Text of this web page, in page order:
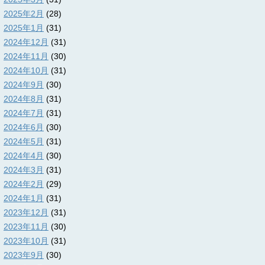
2025年2月 (28)
2025年1月 (31)
2024年12月 (31)
2024年11月 (30)
2024年10月 (31)
2024年9月 (30)
2024年8月 (31)
2024年7月 (31)
2024年6月 (30)
2024年5月 (31)
2024年4月 (30)
2024年3月 (31)
2024年2月 (29)
2024年1月 (31)
2023年12月 (31)
2023年11月 (30)
2023年10月 (31)
2023年9月 (30)